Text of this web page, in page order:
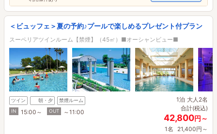
＜ビュッフェ＞夏の予約♪プールで楽しめるプレゼント付プラン
スーペリアツインルーム【禁煙】（45㎡）■オーシャンビュー■
ツイン 朝・夕
禁煙ルーム
IN
15:00～ OUT ～11:00
1泊 大人2名
合計(税込)
42,800円～
1名 21,400円～